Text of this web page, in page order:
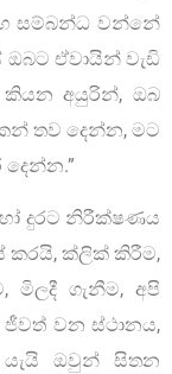
සම්බන්ධ වන්නේ
ඔබට ඒවායින් වැඩි
කියන අයුරින්, ඔබ
තව දෙන්න, මට
දුරට නිරීක්ෂණය
කරයි, ක්ලික් කිරීම,
මිලදී ගැනීම, අපි
වන ස්ථානය,
යැයි ඔවුන් සිතන